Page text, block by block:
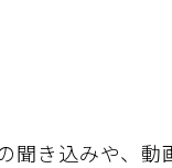
聞き込みや、動